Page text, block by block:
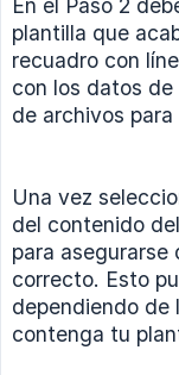
En el Paso 2
plantilla que
recuadro con
con los datos
de archivos
Una vez
del contenido
para asegurarse
correcto. Esto
dependiendo
contenga tu